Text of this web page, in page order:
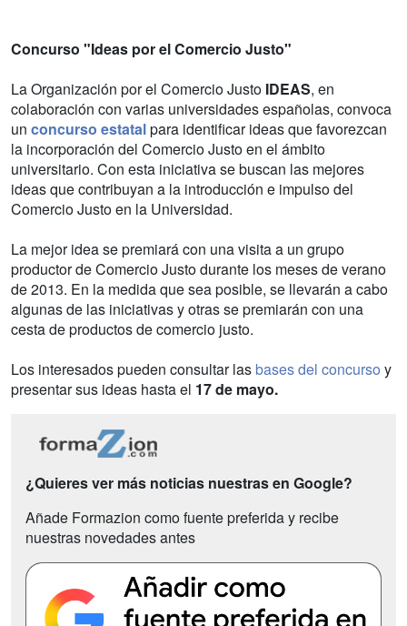
Concurso "Ideas por el Comercio Justo"
La Organización por el Comercio Justo IDEAS, en
colaboración con varias universidades españolas, convoca
un concurso estatalpara identificar ideas que favorezcan
la incorporación del Comercio Justo en el ámbito
universitario. Con esta iniciativa se buscan las mejores
ideas que contribuyan a la introducción e impulso del
Comercio Justo en la Universidad.
La mejor idea se premiará con una visita a un grupo
productor de Comercio Justo durante los meses de verano
de 2013. En la medida que sea posible, se llevarán a cabo
algunas de las iniciativas y otras se premiarán con una
cesta de productos de comercio justo.
Los interesados pueden consultar lasbases del concurso y
presentar sus ideas hasta el 17 de mayo.
¿Quieres ver más noticias nuestras en Google?
Añade Formazion como fuente preferida y recibe
nuestras novedades antes